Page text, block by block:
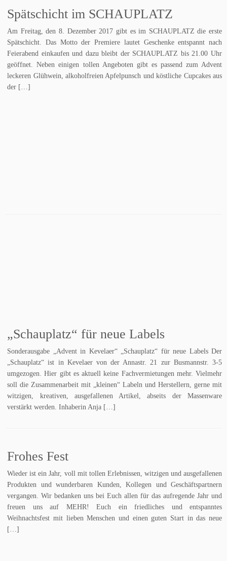
Spätschicht im SCHAUPLATZ
Am Freitag, den 8. Dezember 2017 gibt es im SCHAUPLATZ die erste
Spätschicht. Das Motto der Premiere lautet Geschenke entspannt nach
Feierabend einkaufen und dazu bleibt der SCHAUPLATZ bis 21.00 Uhr
geöffnet. Neben einigen tollen Angeboten gibt es passend zum Advent
leckeren Glühwein, alkoholfreien Apfelpunsch und köstliche Cupcakes aus
der […]
„Schauplatz“ für neue Labels
Sonderausgabe „Advent in Kevelaer“ „Schauplatz“ für neue Labels Der
„Schauplatz“ ist in Kevelaer von der Annastr. 21 zur Busmannstr. 3-5
umgezogen. Hier gibt es aktuell keine Fachvermietungen mehr. Vielmehr
soll die Zusammenarbeit mit „kleinen“ Labeln und Herstellern, gerne mit
witzigen, kreativen, ausgefallenen Artikel, abseits der Massenware
verstärkt werden. Inhaberin Anja […]
Frohes Fest
Wieder ist ein Jahr, voll mit tollen Erlebnissen, witzigen und ausgefallenen
Produkten und wunderbaren Kunden, Kollegen und Geschäftspartnern
vergangen. Wir bedanken uns bei Euch allen für das aufregende Jahr und
freuen uns auf MEHR! Euch ein friedliches und entspanntes
Weihnachtsfest mit lieben Menschen und einen guten Start in das neue
[…]